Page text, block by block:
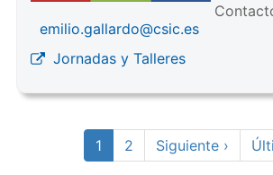
emilio.gallardo@csic.es
Jornadas y Talleres
Pagination
Current
page
1 Page
2
Next
page
Siguiente ›